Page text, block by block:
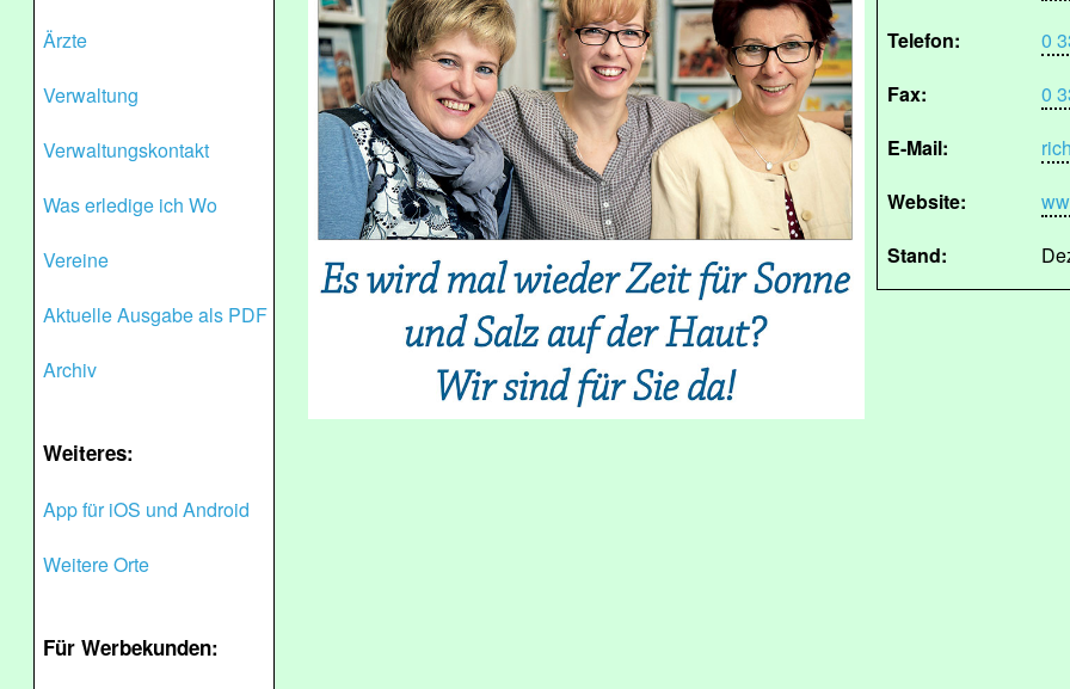
Ärzte
Verwaltung
Verwaltungskontakt
Was erledige ich Wo
Vereine
Aktuelle Ausgabe als PDF
Archiv
Weiteres:
App für iOS und Android
Weitere Orte
Für Werbekunden:
Telefon:
0
Fax:
0
E-Mail:
Website:
Stand: